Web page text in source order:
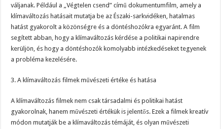
váljanak. Például a „Végtelen csend” című dokumentumfilm, amely a
klímaváltozás hatásait mutatja be az Északi-sarkvidéken, hatalmas
hatást gyakorolt a közönségre és a döntéshozókra egyaránt. A film
segített abban, hogy a klímaváltozás kérdése a politikai napirendre
kerüljön, és hogy a döntéshozók komolyabb intézkedéseket tegyenek
a probléma kezelésére.
3. A klímaváltozás filmek művészeti értéke és hatása
A klímaváltozás filmek nem csak társadalmi és politikai hatást
gyakorolnak, hanem művészeti értékük is jelentős. Ezek a filmek kreatív
módon mutatják be a klímaváltozás témáját, és olyan művészeti